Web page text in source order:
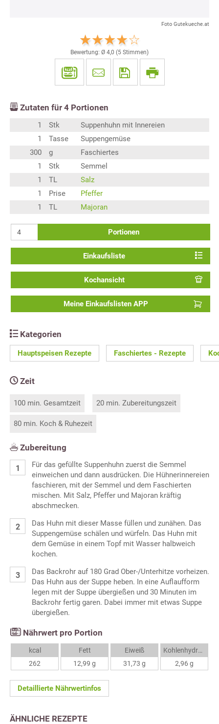
Foto Gutekueche.at
Bewertung: Ø 4,0 (5 Stimmen)
Zutaten für 4 Portionen
1 Stk
Suppenhuhn mit Innereien
1
Tasse
Suppengemüse
300
g
Faschiertes
1
Stk
Semmel
1
TL
Salz
1
Prise
Pfeffer
1
TL Majoran
Portionen
Einkaufsliste
Kochansicht
Meine Einkaufslisten APP
Kategorien
Hauptspeisen Rezepte Faschiertes - Rezepte
Zeit
100 min. Gesamtzeit 20 min. Zubereitungszeit
80 min. Koch & Ruhezeit
Zubereitung
Für das gefüllte Suppenhuhn zuerst die Semmel
einweichen und dann ausdrücken. Die Hühnerinnereien
faschieren, mit der Semmel und dem Faschierten
mischen. Mit Salz, Pfeffer und Majoran kräftig
abschmecken.
Das Huhn mit dieser Masse füllen und zunähen. Das
Suppengemüse schälen und würfeln. Das Huhn mit
dem Gemüse in einem Topf mit Wasser halbweich
kochen.
Das Backrohr auf 180 Grad Ober-/Unterhitze vorheizen.
Das Huhn aus der Suppe heben. In eine Auflaufform
legen mit der Suppe übergießen und 30 Minuten im
Backrohr fertig garen. Dabei immer mit etwas Suppe
übergießen.
Nährwert pro Portion
kcal
262
Fett
12,99 g
Eiweiß
31,73 g
Kohlenhydrate
2,96 g
Detaillierte Nährwertinfos
ÄHNLICHE REZEPTE